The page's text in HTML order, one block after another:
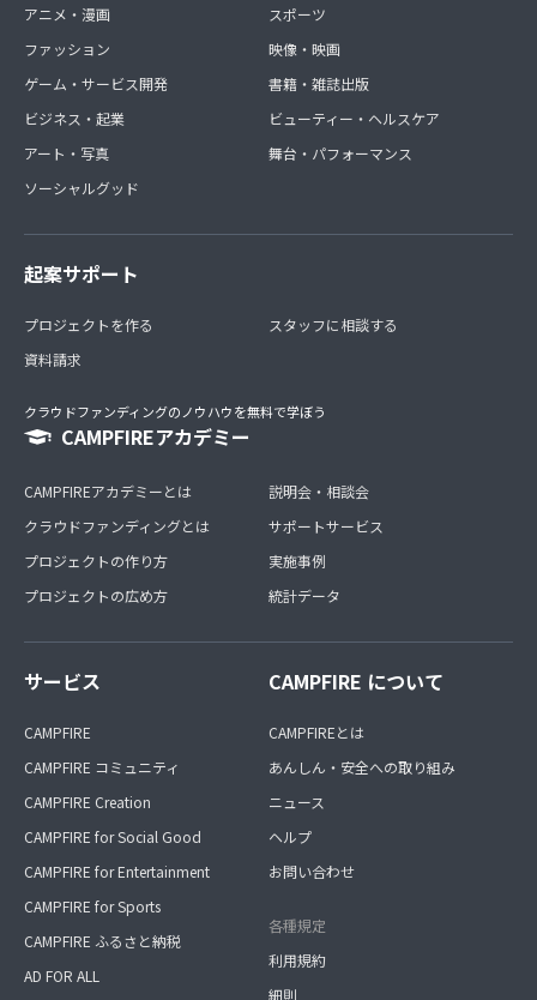
アニメ・漫画
ファッション
ゲーム・サービス開発
ビジネス・起業
アート・写真
ソーシャルグッド
スポーツ
映像・映画
書籍・雑誌出版
ビューティー・ヘルスケア
舞台・パフォーマンス
起案サポート
プロジェクトを作る
資料請求
スタッフに相談する
クラウドファンディングのノウハウを無料で学ぼう
CAMPFIREアカデミー
CAMPFIREアカデミーとは
クラウドファンディングとは
プロジェクトの作り方
プロジェクトの広め方
説明会・相談会
サポートサービス
実施事例
統計データ
サービス
CAMPFIRE
CAMPFIRE コミュニティ
CAMPFIRE Creation
CAMPFIRE for Social Good
CAMPFIRE for Entertainment
CAMPFIRE for Sports
CAMPFIRE ふるさと納税
AD FOR ALL
CAMPFIRE について
CAMPFIREとは
あんしん・安全への取り組み
ニュース
ヘルプ
お問い合わせ
各種規定
利用規約
細則